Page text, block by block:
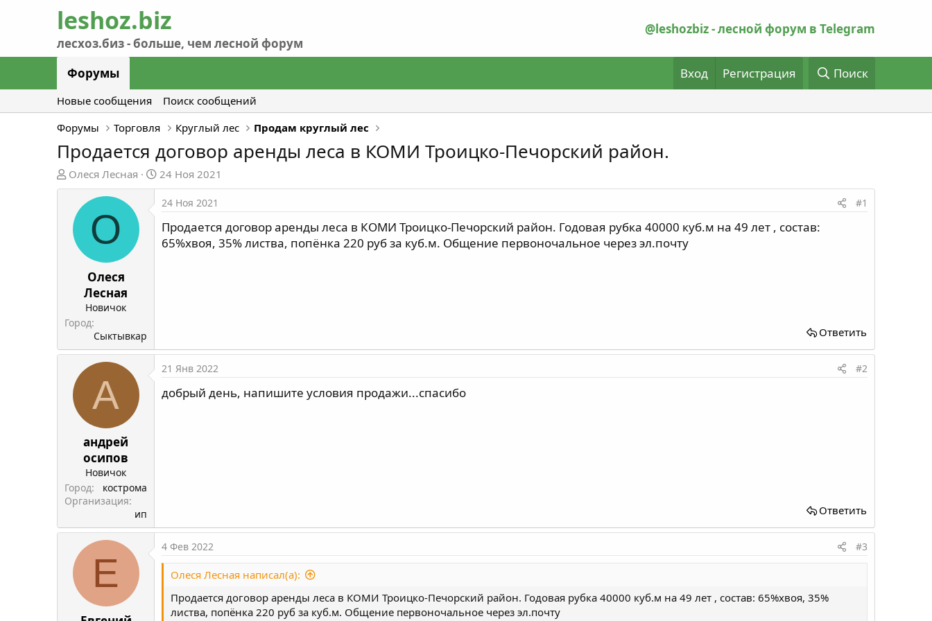
@leshozbiz - лесной форум в Telegram
Форумы Вход Регистрация Поиск
Новые сообщения
Поиск сообщений
Форумы
Торговля Круглый лес Продам круглый лес
Продается договор аренды леса в КОМИ Троицко-Печорский район.
А
в
о
р
Олеся Лесная
Д
а
т
н
а
24 Ноя 2021
О
Олеся
Лесная
Новичок
Город
Сыктывкар
24 Ноя 2021 #1
Продается договор аренды леса в КОМИ Троицко-Печорский район. Годовая рубка 40000 куб.м на 49 лет , состав:
65%хвоя, 35% листва, попёнка 220 руб за куб.м. Общение первоночальное через эл.почту
Ответить
А
андрей
осипов
Новичок
Город
кострома
Организация
ип
21 Янв 2022 #2
добрый день, напишите условия продажи...спасибо
Ответить
Е
4 Фев 2022 #3
Олеся Лесная написал(а):
Продается договор аренды леса в КОМИ Троицко-Печорский район. Годовая рубка 40000 куб.м на 49 лет , состав: 65%хвоя, 35%
листва, попёнка 220 руб за куб.м. Общение первоночальное через эл.почту